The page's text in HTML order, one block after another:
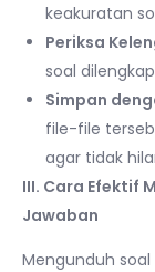
keakuratan
Periksa
soal
Simpan
file-file
agar tidak
III. Cara Efektif
Jawaban
Mengunduh